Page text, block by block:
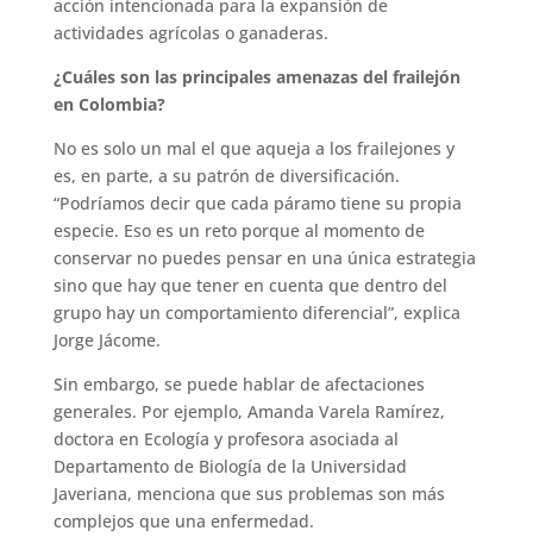
acción intencionada para la expansión de
actividades agrícolas o ganaderas.
¿Cuáles son las principales amenazas del frailejón
en Colombia?
No es solo un mal el que aqueja a los frailejones y
es, en parte, a su patrón de diversificación.
“Podríamos decir que cada páramo tiene su propia
especie. Eso es un reto porque al momento de
conservar no puedes pensar en una única estrategia
sino que hay que tener en cuenta que dentro del
grupo hay un comportamiento diferencial”, explica
Jorge Jácome.
Sin embargo, se puede hablar de afectaciones
generales. Por ejemplo, Amanda Varela Ramírez,
doctora en Ecología y profesora asociada al
Departamento de Biología de la Universidad
Javeriana, menciona que sus problemas son más
complejos que una enfermedad.